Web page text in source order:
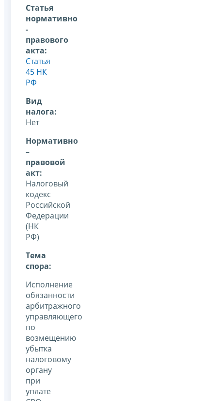
Статья
нормативно
-
правового
акта:
Статья
45 НК
РФ
Вид
налога:
Нет
Нормативно
–
правовой
акт:
Налоговый
кодекс
Российской
Федерации
(НК
РФ)
Тема
спора:
Исполнение
обязанности
арбитражного
управляющего
по
возмещению
убытка
налоговому
органу
при
уплате